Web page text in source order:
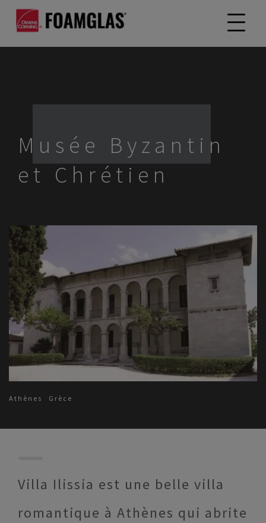
Musée Byzantin
et Chrétien
Athènes Grèce
Villa Ilissia est une belle villa
romantique à Athènes qui abrite